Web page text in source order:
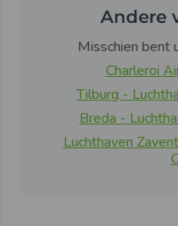
Andere
Misschien bent
Charleroi
Tilburg -
Breda -
Luchthaven